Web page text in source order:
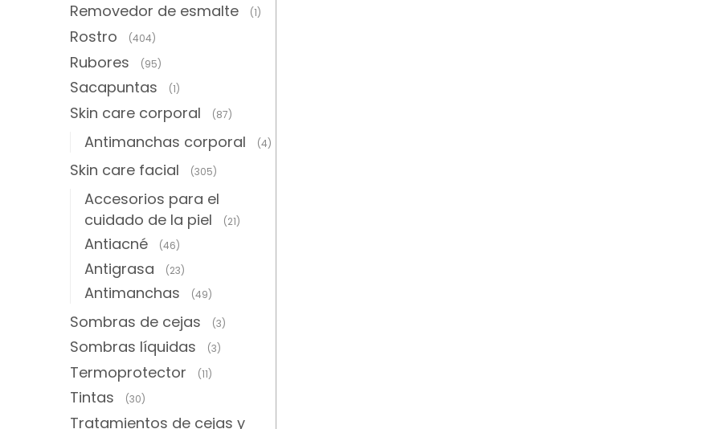
Removedor de esmalte (1)
Rostro (404)
Rubores (95)
Sacapuntas (1)
Skin care corporal (87)
Antimanchas corporal (4)
Skin care facial (305)
Accesorios para el
cuidado de la piel
(21)
Antiacné (46)
Antigrasa (23)
Antimanchas (49)
Sombras de cejas (3)
Sombras líquidas (3)
Termoprotector (11)
Tintas (30)
Tratamientos de cejas y